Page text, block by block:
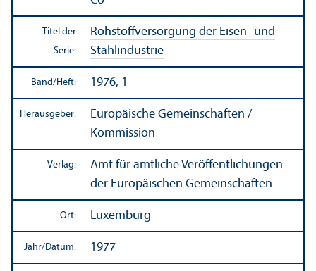
Titel der
Serie:
Rohstoffversorgung der Eisen- und
Stahlindustrie
Band/Heft: 1976, 1
Herausgeber:
Europäische Gemeinschaften /
Kommission
Verlag:
Amt für amtliche Veröffentlichungen
der Europäischen Gemeinschaften
Ort: Luxemburg
Jahr/Datum: 1977